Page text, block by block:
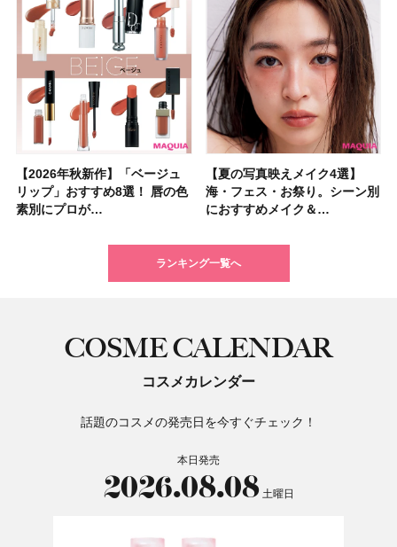
【2026年秋新作】「ベージュ
リップ」おすすめ8選！ 唇の色
素別にプロが…
【夏の写真映えメイク4選】
海・フェス・お祭り。シーン別
におすすめメイク＆…
【2026夏】「シートマスク・
パック」ランキングTOP5！＜
マキアビュー…
【2026夏】「洗顔料」ランキ
ングTOP5！＜マキアビューテ
ィーズが投票…
【2026年秋新作】「ベージュ
リップ」おすすめ8選！ 唇の色
素別にプロが…
【夏の写真映えメイク4選】
海・フェス・お祭り。シーン別
におすすめメイク＆…
【ニベア】美容液リップクリー
ム＆ボディスクラブが新登場！
大人気の色付き…
【石井美保さん・50歳のボディ
ケア愛用品16選】首・手・バス
トのパーツケ…
【2026夏】「インナーケア・
サプリ」ランキングTOP5！＜
美容マニア集…
【石井美保さんのおすすめお菓
子＆お茶10選】手土産にもぴっ
たり
【最新】髪のうねり・広がり・
くせ毛におすすめのシャンプー
17選
【2026年夏】透明感カラーの
髪色おすすめ20選！ ブリーチ
あり・なし別…
【2026年8月の一粒万倍日】お
すすめの開運コスメ＆美容アイ
テム10選！
【読者プレゼント】羽の見えな
いハンディファン
「baramood」を3名様…
【ジョー マローン ロンドン】
大人気フレグランス「ウッド
セージ ＆ シ…
先行販売でゲット🧡LUNASOL
アイカラーレーションN 23
Rosy…
ランキング一覧へ
COSME CALENDAR
コスメカレンダー
話題のコスメの発売日を今すぐチェック！
本日発売
2026.08.08土曜日